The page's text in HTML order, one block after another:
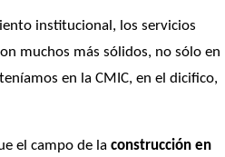
institucional, los servicios
muchos más sólidos, no sólo en
en la CMIC, en el dicifico,
el campo de la construcción en